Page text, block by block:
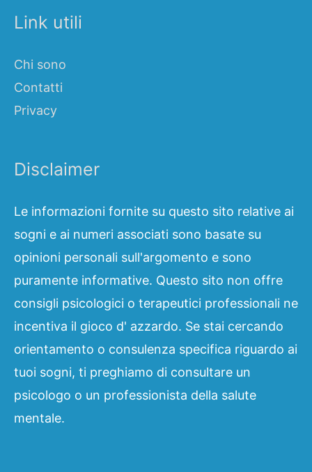
Link utili
Chi sono
Contatti
Privacy
Disclaimer
Le informazioni fornite su questo sito relative ai
sogni e ai numeri associati sono basate su
opinioni personali sull'argomento e sono
puramente informative. Questo sito non offre
consigli psicologici o terapeutici professionali ne
incentiva il gioco d' azzardo. Se stai cercando
orientamento o consulenza specifica riguardo ai
tuoi sogni, ti preghiamo di consultare un
psicologo o un professionista della salute
mentale.